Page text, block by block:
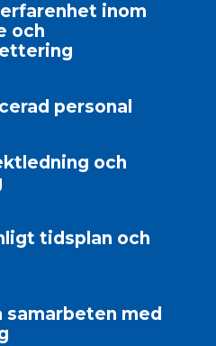
erfarenhet inom
och
personal
och
tidsplan och
med